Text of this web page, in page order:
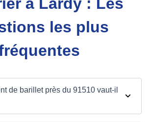
les plus
de barillet près du 91510 vaut-il